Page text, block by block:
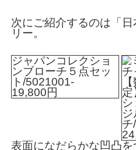
次にご紹介するのは 「
リー。
ジャパンコレクショ
ンブローチ５点セッ
ト/5021001-
19,800円
定
チ
表面になだらかな凹凸